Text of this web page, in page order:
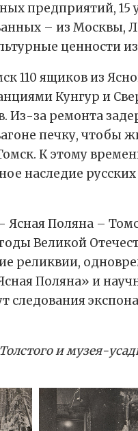
предприятий,
– из
ценности
110 ящиков из
Кунгур и
Из-за ремонта
печку,
К этому
наследие
Поляна –
Великой
реликвии,
Поляна» и
следования
имузея-